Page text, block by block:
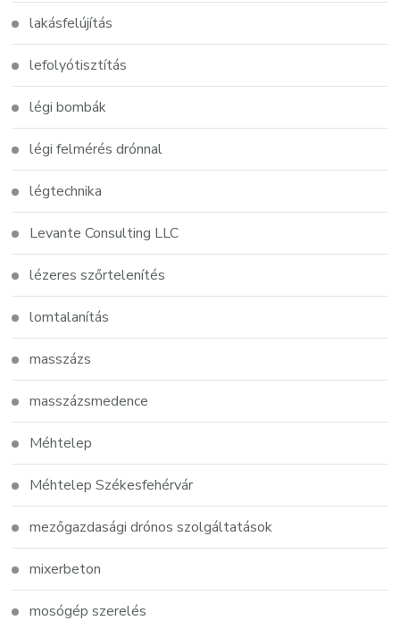
lakásfelújítás
lefolyótisztítás
légi bombák
légi felmérés drónnal
légtechnika
Levante Consulting LLC
lézeres szőrtelenítés
lomtalanítás
masszázs
masszázsmedence
Méhtelep
Méhtelep Székesfehérvár
mezőgazdasági drónos szolgáltatások
mixerbeton
mosógép szerelés